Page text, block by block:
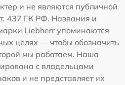
и не являются публичной
437 ГК РФ. Названия и
Liebherr упоминаются
целях — чтобы обозначить
мы работаем. Наша
с владельцами
и не представляет их